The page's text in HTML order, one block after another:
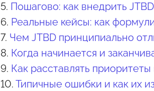
5. Пошагово: как внедрить
6. Реальные кейсы: как
7. Чем JTBD принципиально
8. Когда начинается и
9. Как расставлять
10. Типичные ошибки и как их